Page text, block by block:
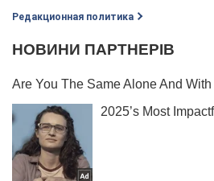
Редакционная политика